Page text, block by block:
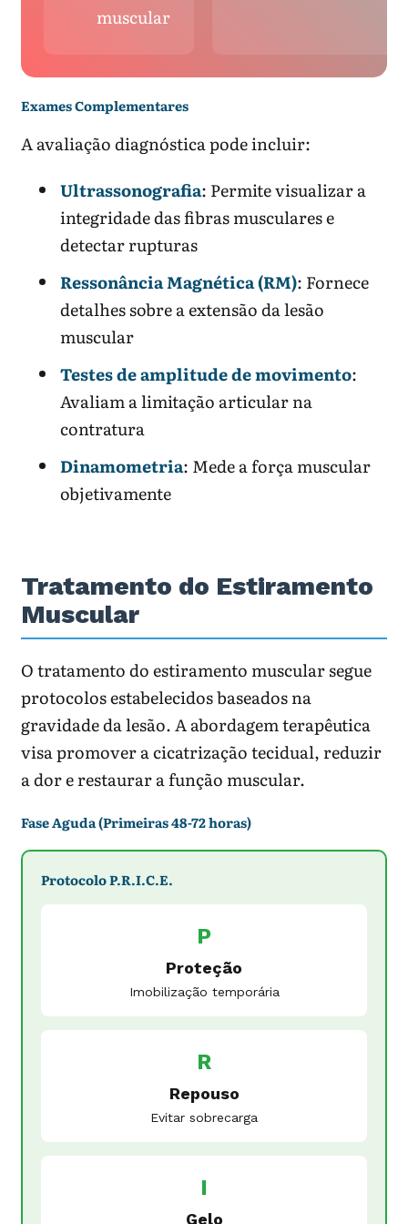
muscular
Exames Complementares
A avaliação diagnóstica pode incluir:
Ultrassonografia: Permite visualizar a
integridade das fibras musculares e
detectar rupturas
Ressonância Magnética (RM): Fornece
detalhes sobre a extensão da lesão
muscular
Testes de amplitude de movimento:
Avaliam a limitação articular na
contratura
Dinamometria: Mede a força muscular
objetivamente
Tratamento do Estiramento
Muscular
O tratamento do estiramento muscular segue
protocolos estabelecidos baseados na
gravidade da lesão. A abordagem terapêutica
visa promover a cicatrização tecidual, reduzir
a dor e restaurar a função muscular.
Fase Aguda (Primeiras 48-72 horas)
Protocolo P.R.I.C.E.
P
Proteção
Imobilização temporária
R
Repouso
Evitar sobrecarga
I
Gelo